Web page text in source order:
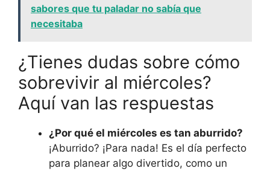
sabores que tu paladar no sabía que
necesitaba
¿Tienes dudas sobre cómo
sobrevivir al miércoles?
Aquí van las respuestas
¿Por qué el miércoles es tan aburrido?
¡Aburrido? ¡Para nada! Es el día perfecto
para planear algo divertido, como un